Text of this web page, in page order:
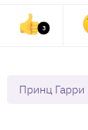
3
Принц Гарри